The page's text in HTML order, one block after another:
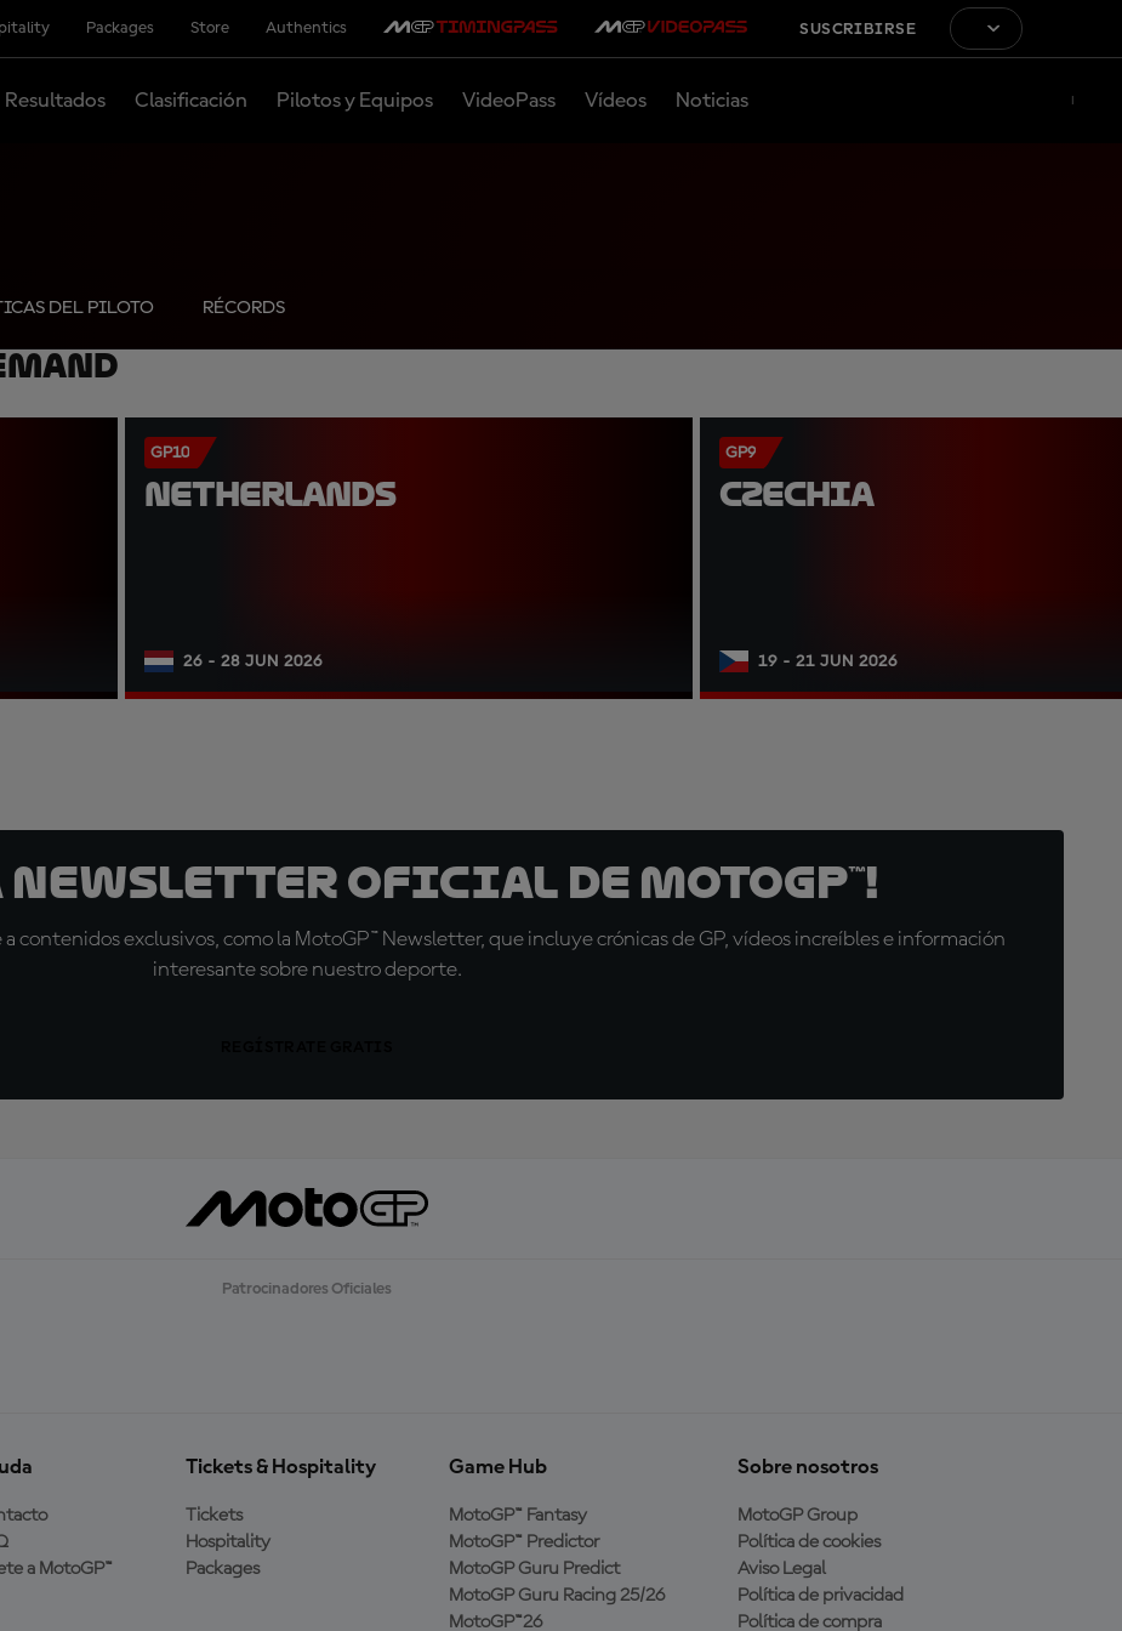
Packages Store Authentics SUSCRIBIRSE
Resultados Clasificación Pilotos y Equipos VideoPass Vídeos Noticias
DEL PILOTO RÉCORDS
GP10
NETHERLANDS
26 - 28 JUN 2026
GP9
CZECHIA
19 - 21 JUN 2026
Newsletter oficial de MotoGP™!
contenidos exclusivos, como la MotoGP™ Newsletter, que incluye crónicas de GP, vídeos increíbles e información
interesante sobre nuestro deporte.
Patrocinadores Oficiales
a MotoGP™
Tickets & Hospitality
Tickets
Hospitality
Packages
Game Hub
MotoGP™ Fantasy
MotoGP™ Predictor
MotoGP Guru Predict
MotoGP Guru Racing 25/26
MotoGP™26
Sobre nosotros
MotoGP Group
Política de cookies
Aviso Legal
Política de privacidad
Política de compra